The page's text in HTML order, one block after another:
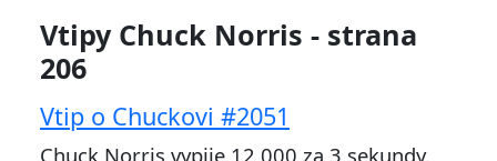
Vtipy Chuck Norris - strana
206
Vtip o Chuckovi #2051
Chuck Norris vypije 12 000 za 3 sekundy.